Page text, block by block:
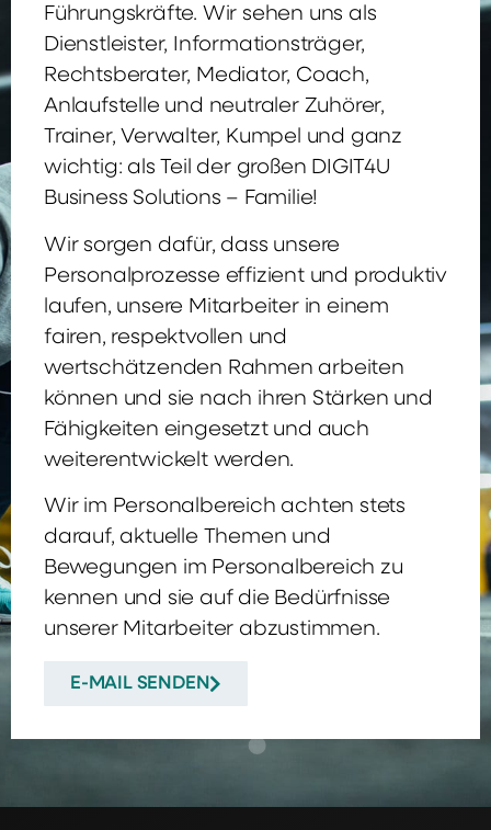
Führungskräfte. Wir sehen uns als
Dienstleister, Informationsträger,
Rechtsberater, Mediator, Coach,
Anlaufstelle und neutraler Zuhörer,
Trainer, Verwalter, Kumpel und ganz
wichtig: als Teil der großen DIGIT4U
Business Solutions – Familie!
Wir sorgen dafür, dass unsere
Personalprozesse effizient und produktiv
laufen, unsere Mitarbeiter in einem
fairen, respektvollen und
wertschätzenden Rahmen arbeiten
können und sie nach ihren Stärken und
Fähigkeiten eingesetzt und auch
weiterentwickelt werden.
Wir im Personalbereich achten stets
darauf, aktuelle Themen und
Bewegungen im Personalbereich zu
kennen und sie auf die Bedürfnisse
unserer Mitarbeiter abzustimmen.
E-MAIL SENDEN